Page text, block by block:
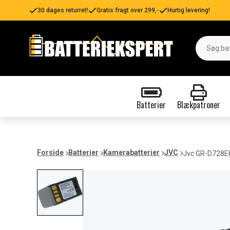
30 dages returret! Gratis fragt over 299,- Hurtig levering!
Batterier Blækpatroner
Forside Batterier Kamerabatterier JVC Jvc GR-